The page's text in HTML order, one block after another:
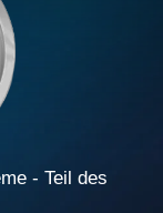
- Teil des